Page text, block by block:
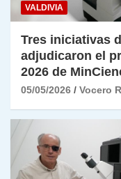
VALDIVIA
Tres iniciativas
adjudicaron el
2026 de
05/05/2026 Vocero